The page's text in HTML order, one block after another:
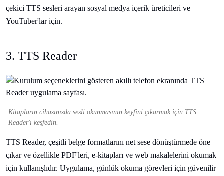
çekici TTS sesleri arayan sosyal medya içerik üreticileri ve
YouTuber'lar için.
3. TTS Reader
Kitapların cihazınızda sesli okunmasının keyfini çıkarmak için TTS
Reader'ı keşfedin.
TTS Reader, çeşitli belge formatlarını net sese dönüştürmede öne
çıkar ve özellikle PDF'leri, e-kitapları ve web makalelerini okumak
için kullanışlıdır. Uygulama, günlük okuma görevleri için güvenilir